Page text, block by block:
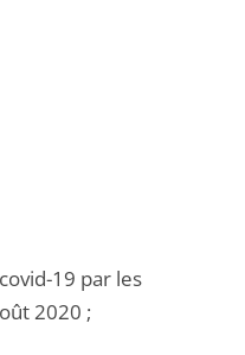
19 par les
2020 ;